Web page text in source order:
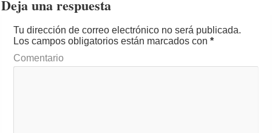
Deja una respuesta
Tu dirección de correo electrónico no será publicada.
Los campos obligatorios están marcados con*
Comentario